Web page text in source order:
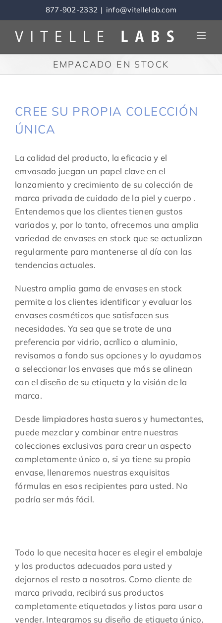
to
content
877-902-2332 | info@vitellelab.com
EMPACADO EN STOCK
CREE SU PROPIA COLECCIÓN
ÚNICA
La calidad del producto, la eficacia y el
emvasado juegan un papel clave en el
lanzamiento y crecimiento de su colección de
marca privada de cuidado de la piel y cuerpo .
Entendemos que los clientes tienen gustos
variados y, por lo tanto, ofrecemos una amplia
variedad de envases en stock que se actualizan
regularmente para mantenerse al día con las
tendencias actuales.
Nuestra amplia gama de envases en stock
permite a los clientes identificar y evaluar los
envases cosméticos que satisfacen sus
necesidades. Ya sea que se trate de una
preferencia por vidrio, acrílico o aluminio,
revisamos a fondo sus opciones y lo ayudamos
a seleccionar los envases que más se alinean
con el diseño de su etiqueta y la visión de la
marca.
Desde limpiadores hasta sueros y humectantes,
puede mezclar y combinar entre nuestras
colecciones exclusivas para crear un aspecto
completamente único o, si ya tiene su propio
envase, llenaremos nuestras exquisitas
fórmulas en esos recipientes para usted. No
podría ser más fácil.
Todo lo que necesita hacer es elegir el embalaje
y los productos adecuados para usted y
dejarnos el resto a nosotros. Como cliente de
marca privada, recibirá sus productos
completamente etiquetados y listos para usar o
vender. Integramos su diseño de etiqueta único,